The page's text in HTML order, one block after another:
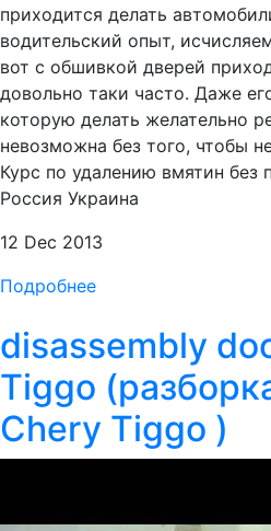
приходится делать
водительский опыт,
вот с обшивкой дверей
довольно таки часто. Даже
которую делать желательно
невозможна без того, чтобы
Курс по удалению вмятин без
Россия Украина
12 Dec 2013
Подробнее
disassembly
Tiggo
Chery Tiggo )